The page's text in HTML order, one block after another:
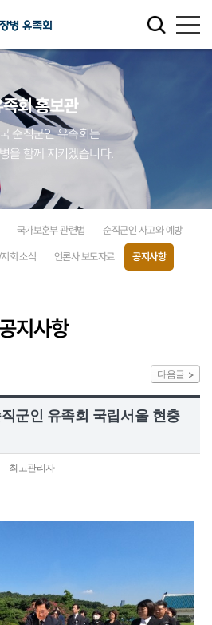
회 홍보관
순직군인 유족회는
을 함께 지키겠습니다.
국가보훈부 관련법 순직군인 사고와 예방
회 소식 언론사 보도자료 공지사항
지사항
다음글
군인 유족회 국립서울 현충
최고관리자